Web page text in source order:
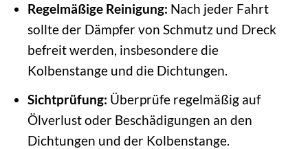
Regelmäßige Reinigung: Nach jeder Fahrt
sollte der Dämpfer von Schmutz und Dreck
befreit werden, insbesondere die
Kolbenstange und die Dichtungen.
Sichtprüfung: Überprüfe regelmäßig auf
Ölverlust oder Beschädigungen an den
Dichtungen und der Kolbenstange.